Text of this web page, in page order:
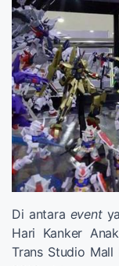
Di antara event
Hari Kanker
Trans Studio Mall